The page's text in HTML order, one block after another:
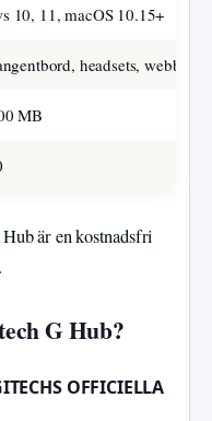
10, 11, macOS 10.15+
headsets,
MB
är en kostnadsfri
G Hub?
OFFICIELLA